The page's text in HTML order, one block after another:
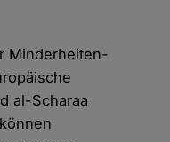
Minderheiten-
al-Scharaa